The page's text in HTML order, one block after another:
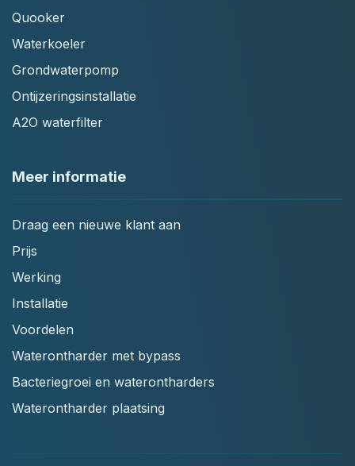
Quooker
Waterkoeler
Grondwaterpomp
Ontijzeringsinstallatie
A2O waterfilter
Meer informatie
Draag een nieuwe klant aan
Prijs
Werking
Installatie
Voordelen
Waterontharder met bypass
Bacteriegroei en waterontharders
Waterontharder plaatsing